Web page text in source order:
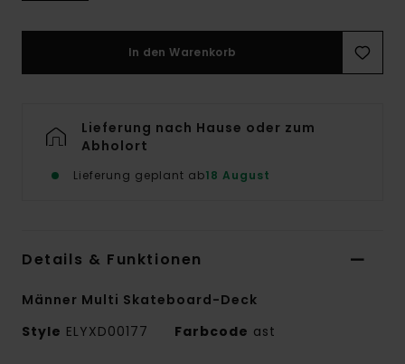
In den Warenkorb
Lieferung nach Hause oder zum
Abholort
Lieferung geplant ab18 August
Details & Funktionen
Männer Multi Skateboard-Deck
Style ELYXD00177 Farbcode ast